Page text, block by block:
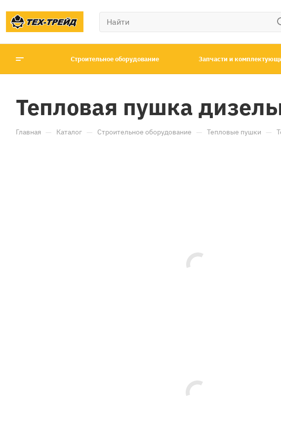
Строительное оборудование Запчасти и
Тепловая пушка
Главная — Каталог — Строительное оборудование — Тепловые пушки —